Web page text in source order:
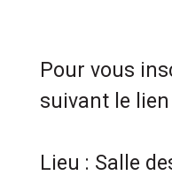
Pour vous
suivant le
Lieu : Salle